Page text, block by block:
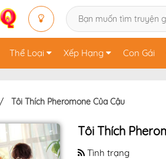
Thể Loại Xếp Hạng Con Gái
Tôi Thích Pheromone Của Cậu
Tôi Thích
Tình trạng